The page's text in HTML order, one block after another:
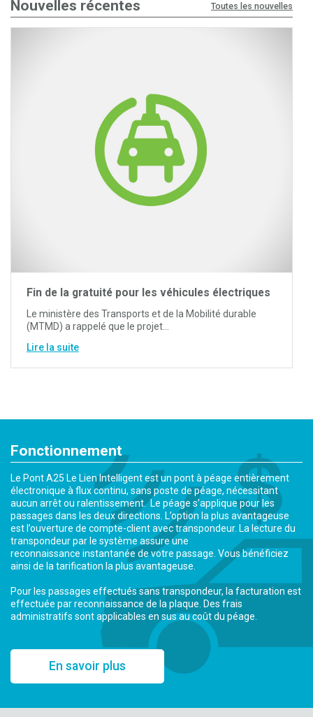
Nouvelles récentes Toutes les nouvelles
Fin de la gratuité pour les véhicules électriques
Le ministère des Transports et de la Mobilité durable
(MTMD) a rappelé que le projet…
Lire la suite
Fonctionnement
Le Pont A25 Le Lien Intelligent est un pont à péage entièrement
électronique à flux continu, sans poste de péage, nécessitant
aucun arrêt ou ralentissement. Le péage s’applique pour les
passages dans les deux directions. L’option la plus avantageuse
est l’ouverture de compte-client avec transpondeur. La lecture du
transpondeur par le système assure une
reconnaissance instantanée de votre passage. Vous bénéficiez
ainsi de la tarification la plus avantageuse.
Pour les passages effectués sans transpondeur, la facturation est
effectuée par reconnaissance de la plaque. Des frais
administratifs sont applicables en sus au coût du péage.
En savoir plus